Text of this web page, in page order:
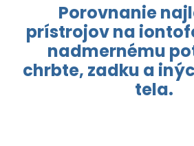
Porovnanie
prístrojovna
nadmernému
chrbte, zadku a
tela.